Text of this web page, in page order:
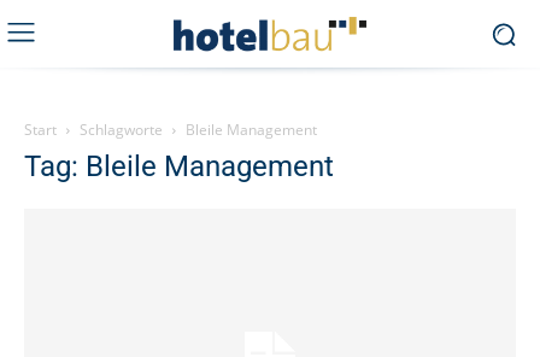
Start Schlagworte Bleile Management
Tag: Bleile Management